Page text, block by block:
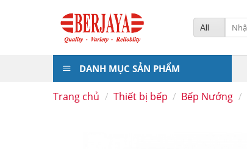
Tìm
kiếm:
DANH MỤC SẢN PHẨM
Trang chủ / Thiết bị bếp / Bếp Nướng /